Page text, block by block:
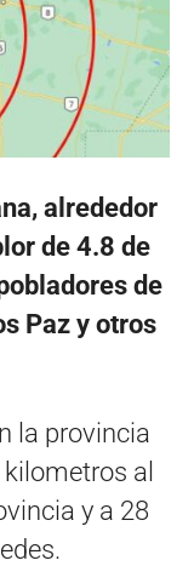
alrededor
de 4.8 de
de
Paz y otros
la provincia
al
y a 28